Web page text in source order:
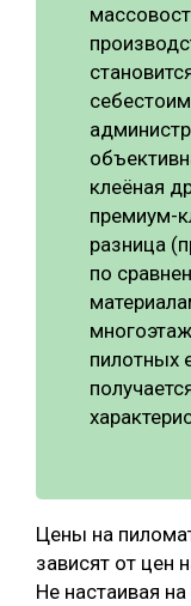
клеёная
премиум-
разница
по
пилотных
Цены на
зависят от цен
Не настаивая